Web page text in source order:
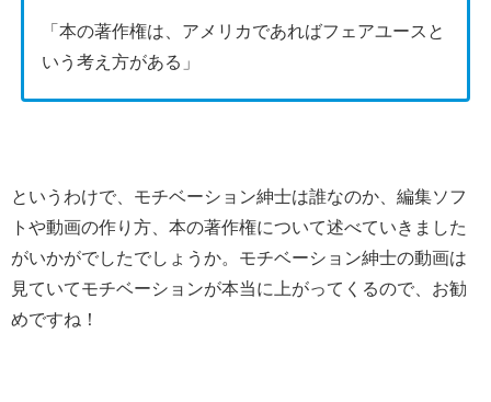
「本の著作権は、アメリカであればフェアユースと
いう考え方がある」
というわけで、モチベーション紳士は誰なのか、編集ソフ
トや動画の作り方、本の著作権について述べていきました
がいかがでしたでしょうか。モチベーション紳士の動画は
見ていてモチベーションが本当に上がってくるので、お勧
めですね！